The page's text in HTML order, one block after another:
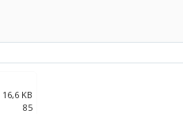
16,6 KB
85